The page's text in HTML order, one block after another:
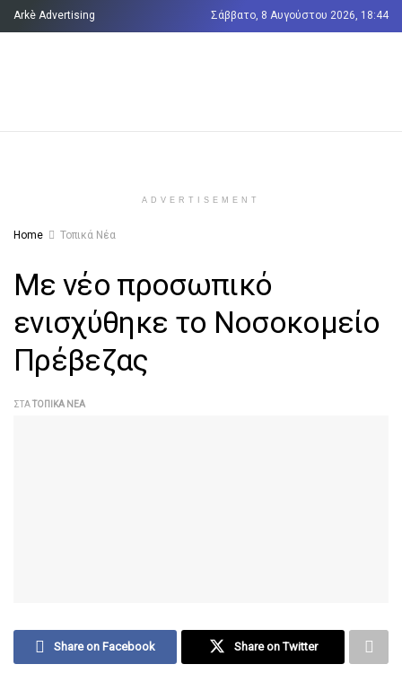
Arkè Advertising Σάββατο, 8 Αυγούστου 2026, 18:44
ADVERTISEMENT
Home Τοπικά Νέα
Με νέο προσωπικό
ενισχύθηκε το Νοσοκομείο
Πρέβεζας
ΣΤΑ ΤΟΠΙΚΆ ΝΈΑ
Share on Facebook Share on Twitter